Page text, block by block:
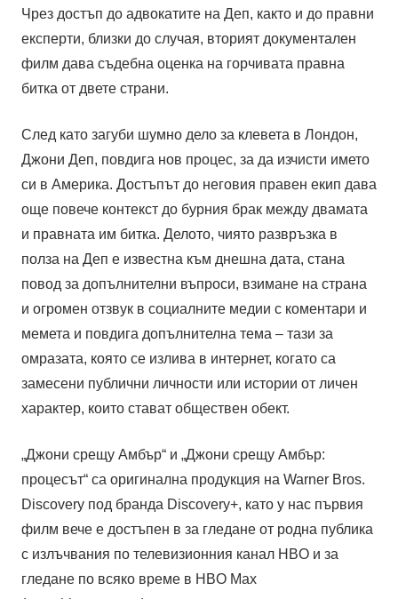
Чрез достъп до адвокатите на Деп, както и до правни
експерти, близки до случая, вторият документален
филм дава съдебна оценка на горчивата правна
битка от двете страни.
След като загуби шумно дело за клевета в Лондон,
Джони Деп, повдига нов процес, за да изчисти името
си в Америка. Достъпът до неговия правен екип дава
още повече контекст до бурния брак между двамата
и правната им битка. Делото, чиято развръзка в
полза на Деп е известна към днешна дата, стана
повод за допълнителни въпроси, взимане на страна
и огромен отзвук в социалните медии с коментари и
мемета и повдига допълнителна тема – тази за
омразата, която се излива в интернет, когато са
замесени публични личности или истории от личен
характер, които стават обществен обект.
„Джони срещу Амбър“ и „Джони срещу Амбър:
процесът“ са оригинална продукция на Warner Bros.
Discovery под бранда Discovery+, като у нас първия
филм вече е достъпен в за гледане от родна публика
с излъчвания по телевизионния канал HBO и за
гледане по всяко време в HBO Max